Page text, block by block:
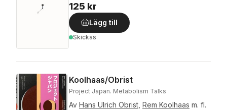
125 kr
Lägg till
Skickas
Koolhaas/Obrist
Project Japan. Metabolism Talks
Av Hans Ulrich Obrist, Rem Koolhaas m. fl.